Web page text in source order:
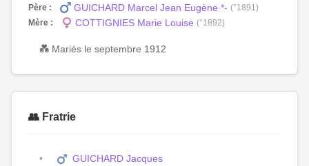
Père : GUICHARD Marcel Jean Eugène *- (°1891)
Mère :
COTTIGNIES Marie Louise (°1892)
💑 Mariés le septembre 1912
👥 Fratrie
GUICHARD Jacques